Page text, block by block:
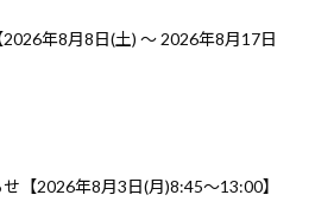
年8月8日(土) ～ 2026年8月17日
【2026年8月3日(月)8:45～13:00】